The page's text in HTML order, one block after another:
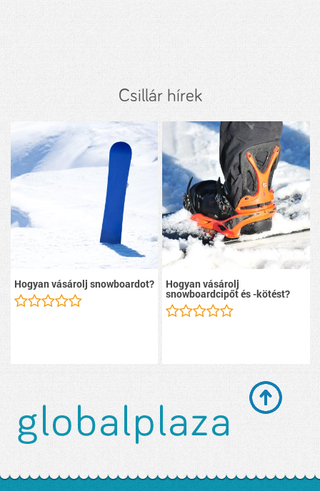
Csillár hírek
Hogyan vásárolj snowboardot? Hogyan vásárolj
snowboardcipőt és -kötést?